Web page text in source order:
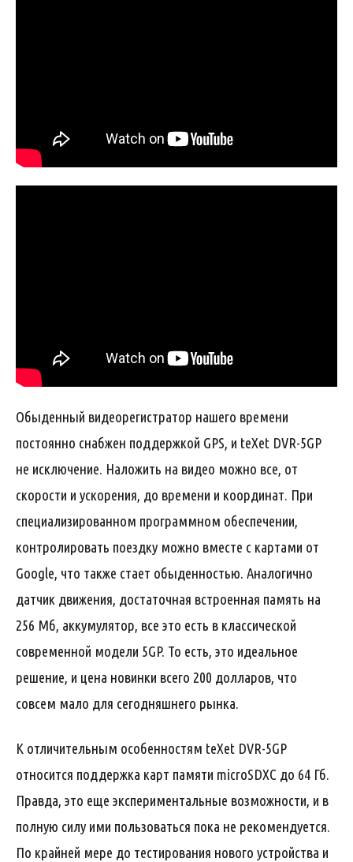
Обыденный видеорегистратор нашего времени
постоянно снабжен поддержкой GPS, и teXet DVR-5GP
не исключение. Наложить на видео можно все, от
скорости и ускорения, до времени и координат. При
специализированном программном обеспечении,
контролировать поездку можно вместе с картами от
Google, что также стает обыденностью. Аналогично
датчик движения, достаточная встроенная память на
256 Мб, аккумулятор, все это есть в классической
современной модели 5GP. То есть, это идеальное
решение, и цена новинки всего 200 долларов, что
совсем мало для сегодняшнего рынка.
К отличительным особенностям teXet DVR-5GP
относится поддержка карт памяти microSDXC до 64 Гб.
Правда, это еще экспериментальные возможности, и в
полную силу ими пользоваться пока не рекомендуется.
По крайней мере до тестирования нового устройства и